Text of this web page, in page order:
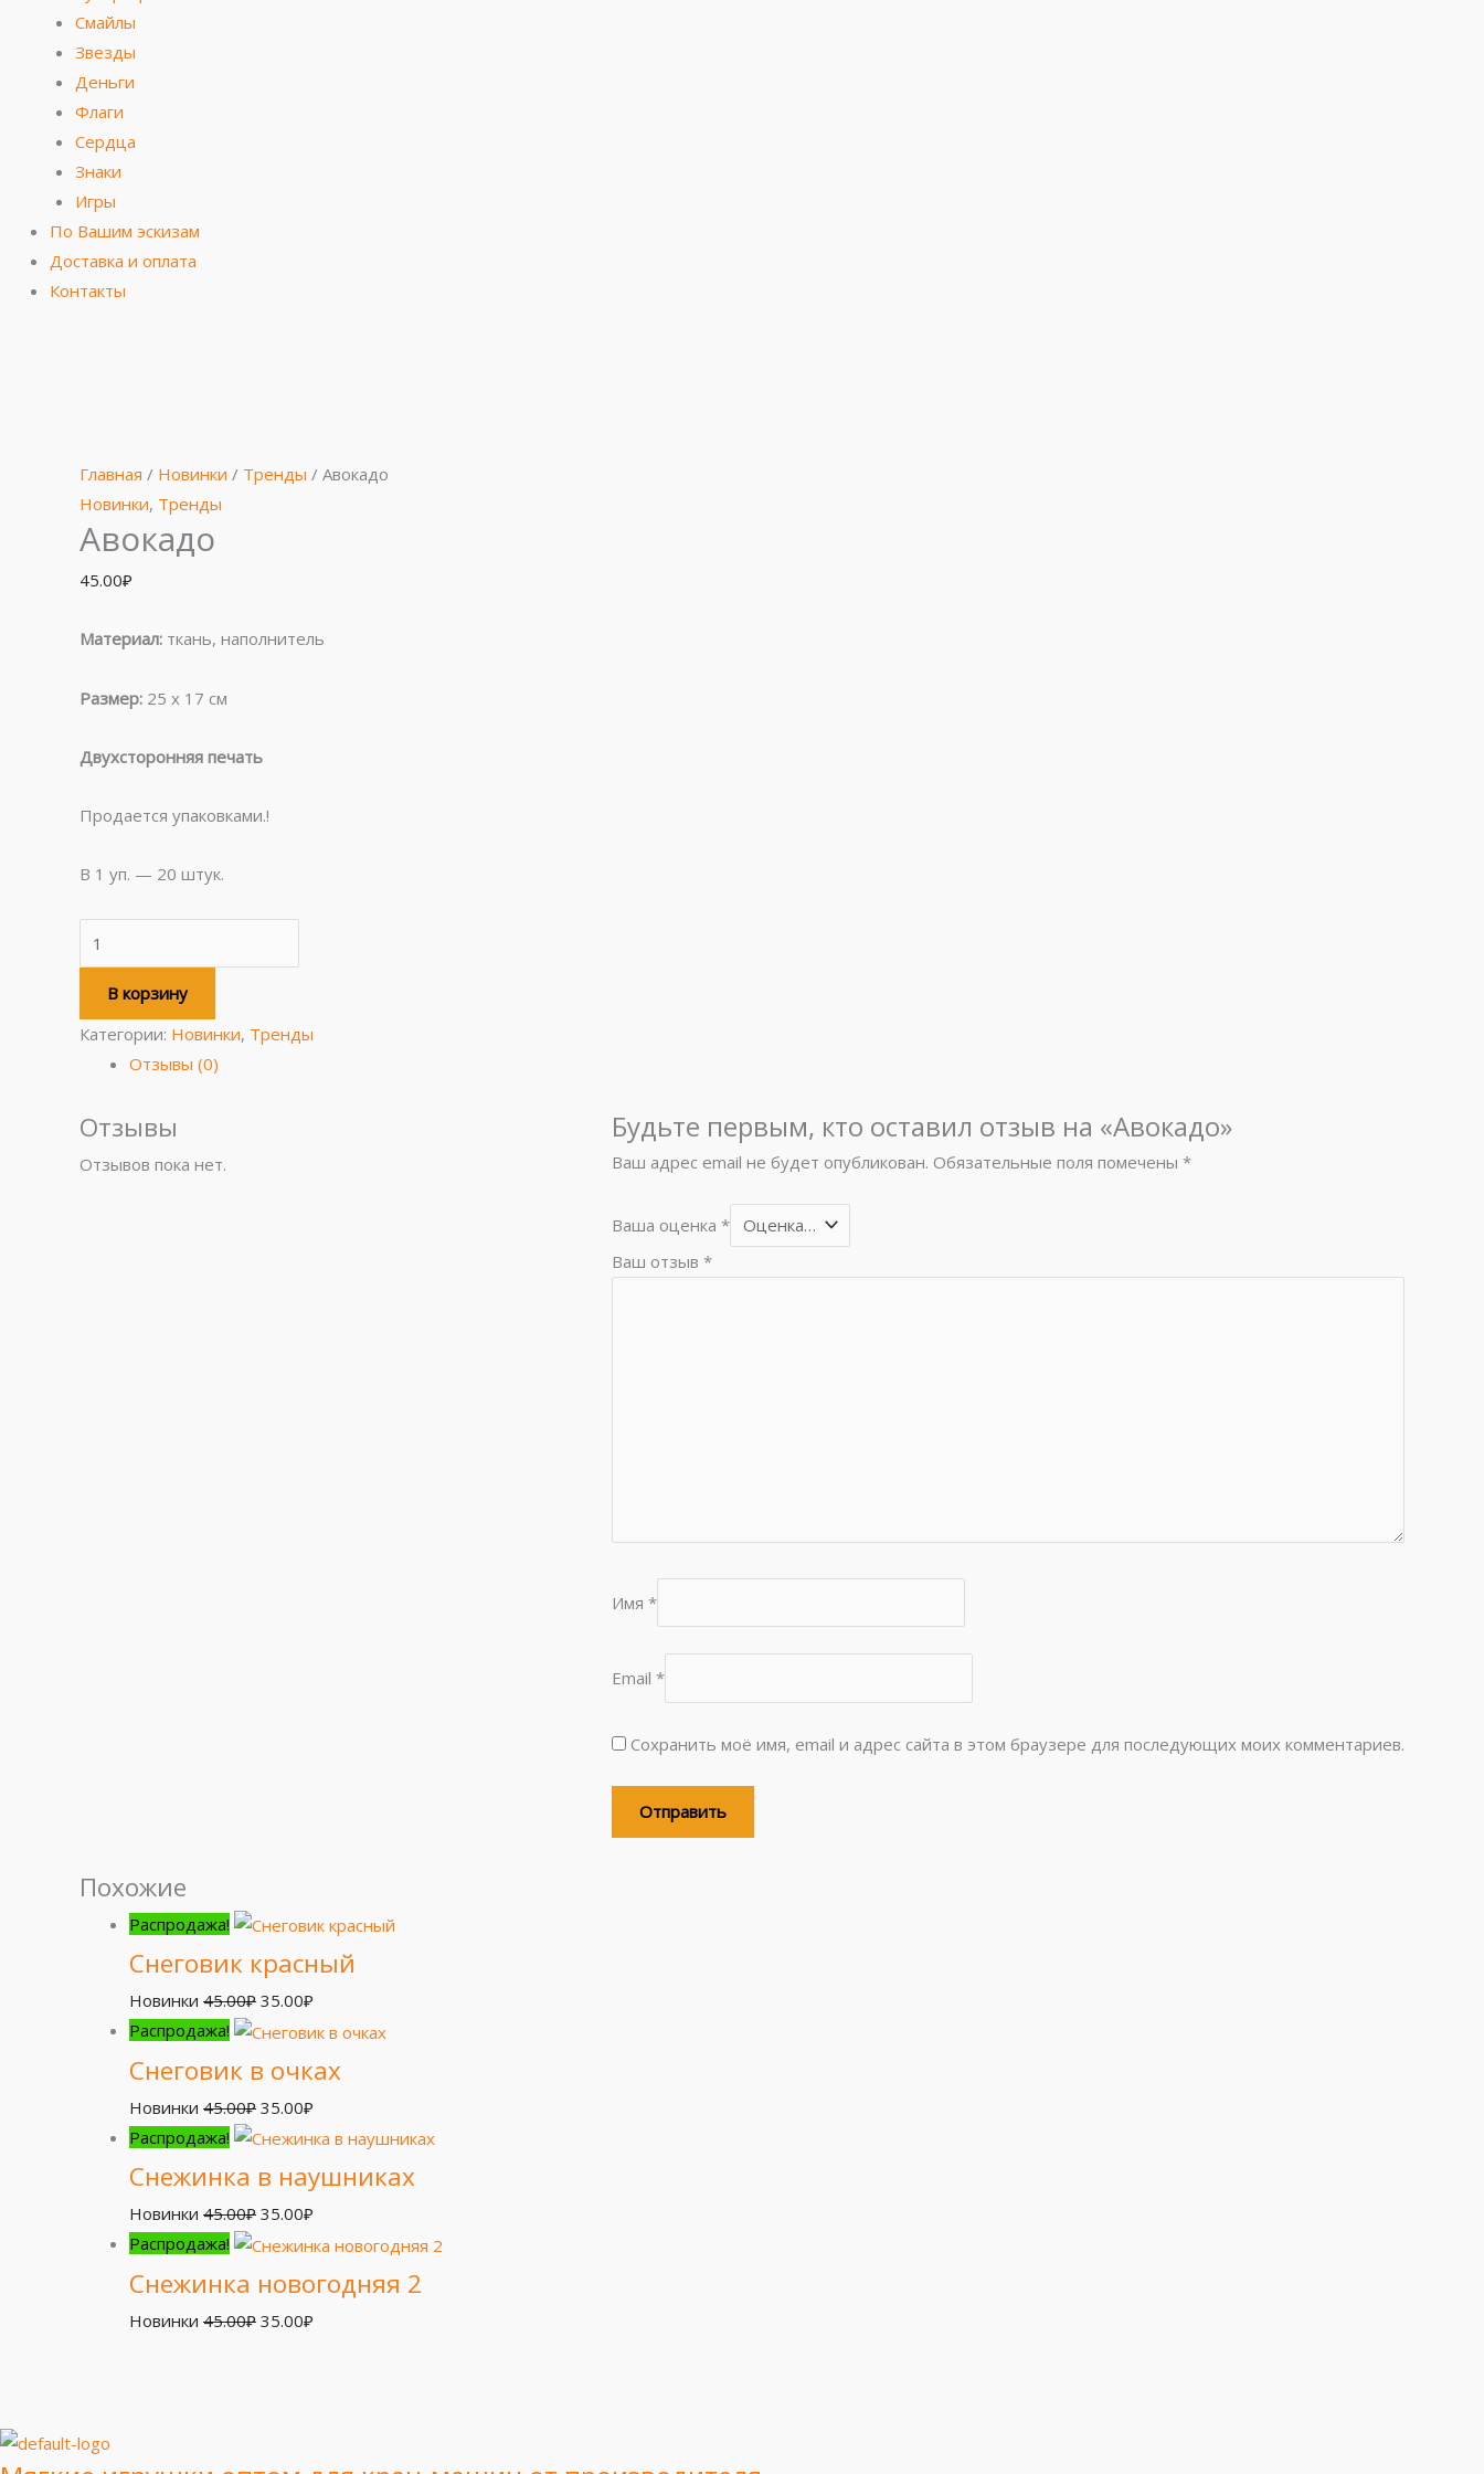
Смайлы
Звезды
Деньги
Флаги
Сердца
Знаки
Игры
По Вашим эскизам
Доставка и оплата
Контакты
Главная / Новинки / Тренды / Авокадо
Новинки, Тренды
Авокадо
45.00₽
Материал: ткань, наполнитель
Размер: 25 х 17 см
Двухсторонняя печать
Продается упаковками.!
В 1 уп. — 20 штук.
Авокадо
В корзину
Категории: Новинки, Тренды
Отзывы (0)
Отзывы
Отзывов пока нет.
Будьте первым, кто оставил отзыв на «Авокадо»
Ваш адрес email не будет опубликован. Обязательные поля помечены *
Ваша оценка *
Ваш отзыв *
Имя *
Email *
Сохранить моё имя, email и адрес сайта в этом браузере для последующих моих комментариев.
Похожие
Распродажа!
Снеговик красный
Новинки 45.00₽
составляла
35.00₽
35.00₽.
Распродажа!
Снеговик в очках
Новинки 45.00₽
составляла
35.00₽
35.00₽.
Распродажа!
Снежинка в наушниках
Новинки 45.00₽
составляла
35.00₽
35.00₽.
Распродажа!
Снежинка новогодняя 2
Новинки 45.00₽
составляла
35.00₽
35.00₽.